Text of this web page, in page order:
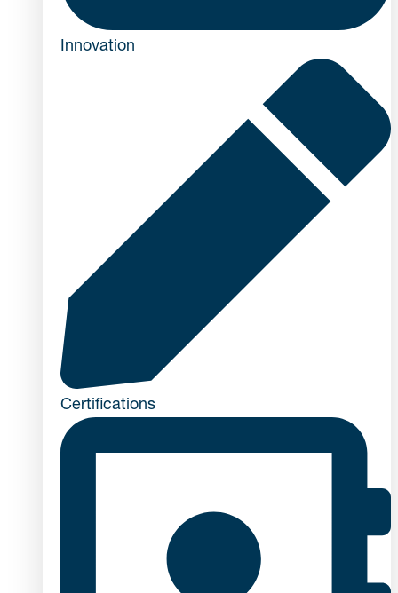
Innovation
Certifications